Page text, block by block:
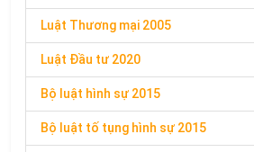
Luật Thương mại 2005
Luật Đầu tư 2020
Bộ luật hình sự 2015
Bộ luật tố tụng hình sự 2015